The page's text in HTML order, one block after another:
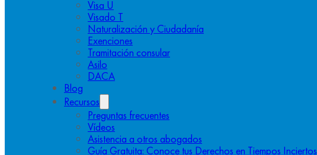
Visa U
Visado T
Naturalización y Ciudadanía
Exenciones
Tramitación consular
Asilo
DACA
Blog
Recursos
Preguntas frecuentes
Vídeos
Asistencia a otros abogados
Guía Gratuita: Conoce tus Derechos en Tiempos Inciertos